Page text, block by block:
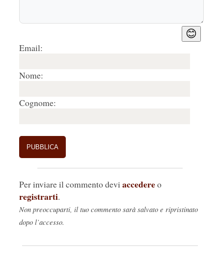
😊
Email:
Nome:
Cognome:
Per inviare il commento devi accedereo
registrarti.
Non preoccuparti, il tuo commento sarà salvato e ripristinato
dopo l’accesso.